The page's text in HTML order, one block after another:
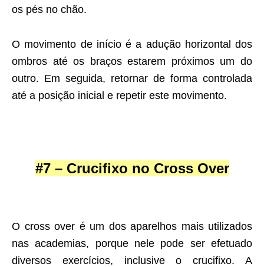
os pés no chão.
O movimento de início é a adução horizontal dos
ombros até os braços estarem próximos um do
outro. Em seguida, retornar de forma controlada
até a posição inicial e repetir este movimento.
#7 – Crucifixo no Cross Over
O cross over é um dos aparelhos mais utilizados
nas academias, porque nele pode ser efetuado
diversos exercícios, inclusive o crucifixo. A